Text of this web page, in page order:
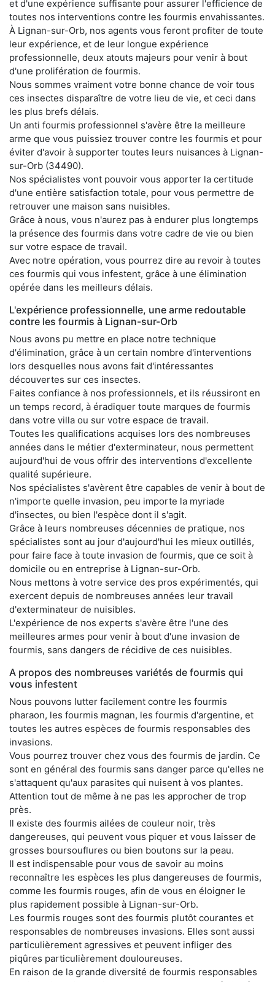
et d'une expérience suffisante pour assurer l'efficience de
toutes nos interventions contre les fourmis envahissantes.
À Lignan-sur-Orb, nos agents vous feront profiter de toute
leur expérience, et de leur longue expérience
professionnelle, deux atouts majeurs pour venir à bout
d'une prolifération de fourmis.
Nous sommes vraiment votre bonne chance de voir tous
ces insectes disparaître de votre lieu de vie, et ceci dans
les plus brefs délais.
Un anti fourmis professionnel s'avère être la meilleure
arme que vous puissiez trouver contre les fourmis et pour
éviter d'avoir à supporter toutes leurs nuisances à Lignan-
sur-Orb (34490).
Nos spécialistes vont pouvoir vous apporter la certitude
d'une entière satisfaction totale, pour vous permettre de
retrouver une maison sans nuisibles.
Grâce à nous, vous n'aurez pas à endurer plus longtemps
la présence des fourmis dans votre cadre de vie ou bien
sur votre espace de travail.
Avec notre opération, vous pourrez dire au revoir à toutes
ces fourmis qui vous infestent, grâce à une élimination
opérée dans les meilleurs délais.
L'expérience professionnelle, une arme redoutable
contre les fourmis à Lignan-sur-Orb
Nous avons pu mettre en place notre technique
d'élimination, grâce à un certain nombre d'interventions
lors desquelles nous avons fait d'intéressantes
découvertes sur ces insectes.
Faites confiance à nos professionnels, et ils réussiront en
un temps record, à éradiquer toute marques de fourmis
dans votre villa ou sur votre espace de travail.
Toutes les qualifications acquises lors des nombreuses
années dans le métier d'exterminateur, nous permettent
aujourd'hui de vous offrir des interventions d'excellente
qualité supérieure.
Nos spécialistes s'avèrent être capables de venir à bout de
n'importe quelle invasion, peu importe la myriade
d'insectes, ou bien l'espèce dont il s'agit.
Grâce à leurs nombreuses décennies de pratique, nos
spécialistes sont au jour d'aujourd'hui les mieux outillés,
pour faire face à toute invasion de fourmis, que ce soit à
domicile ou en entreprise à Lignan-sur-Orb.
Nous mettons à votre service des pros expérimentés, qui
exercent depuis de nombreuses années leur travail
d'exterminateur de nuisibles.
L'expérience de nos experts s'avère être l'une des
meilleures armes pour venir à bout d'une invasion de
fourmis, sans dangers de récidive de ces nuisibles.
A propos des nombreuses variétés de fourmis qui
vous infestent
Nous pouvons lutter facilement contre les fourmis
pharaon, les fourmis magnan, les fourmis d'argentine, et
toutes les autres espèces de fourmis responsables des
invasions.
Vous pourrez trouver chez vous des fourmis de jardin. Ce
sont en général des fourmis sans danger parce qu'elles ne
s'attaquent qu'aux parasites qui nuisent à vos plantes.
Attention tout de même à ne pas les approcher de trop
près.
Il existe des fourmis ailées de couleur noir, très
dangereuses, qui peuvent vous piquer et vous laisser de
grosses boursouflures ou bien boutons sur la peau.
Il est indispensable pour vous de savoir au moins
reconnaître les espèces les plus dangereuses de fourmis,
comme les fourmis rouges, afin de vous en éloigner le
plus rapidement possible à Lignan-sur-Orb.
Les fourmis rouges sont des fourmis plutôt courantes et
responsables de nombreuses invasions. Elles sont aussi
particulièrement agressives et peuvent infliger des
piqûres particulièrement douloureuses.
En raison de la grande diversité de fourmis responsables